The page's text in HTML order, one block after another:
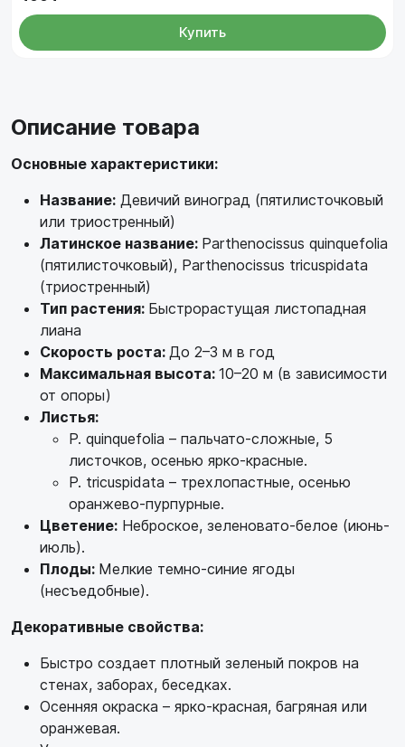
Купить
Описание товара
Основные характеристики:
Название: Девичий виноград (пятилисточковый
или триостренный)
Латинское название: Parthenocissus quinquefolia
(пятилисточковый), Parthenocissus tricuspidata
(триостренный)
Тип растения: Быстрорастущая листопадная
лиана
Скорость роста: До 2–3 м в год
Максимальная высота: 10–20 м (в зависимости
от опоры)
Листья:
P. quinquefolia – пальчато-сложные, 5
листочков, осенью ярко-красные.
P. tricuspidata – трехлопастные, осенью
оранжево-пурпурные.
Цветение: Неброское, зеленовато-белое (июнь-
июль).
Плоды: Мелкие темно-синие ягоды
(несъедобные).
Декоративные свойства:
Быстро создает плотный зеленый покров на
стенах, заборах, беседках.
Осенняя окраска – ярко-красная, багряная или
оранжевая.